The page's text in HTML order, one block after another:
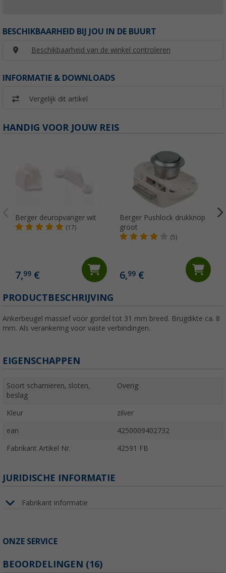
BESCHIKBAARHEID BIJ JOU IN DE BUURT
Beschikbaarheid van de winkel controleren
INFORMATIE & DOWNLOADS
Vergelijk dit artikel
HANDIG VOOR JOUW REIS
Berger deuropvanger wit
(17)
7,99 €
Berger Pushlock drukknop
groot
(5)
6,99€
PRODUCTBESCHRIJVING
Ankerbeugel massief voor gordel tot 31 mm breed. Brugdikte ca. 8
mm. Als verankering voor vaste verbindingen.
EIGENSCHAPPEN
Soort scharnieren, sloten,
beslag
Overig
Kleur zilver
ean 4250009402732
Fabrikant Artikel Nr. 42591 FB
JURIDISCHE INFORMATIE
Fabrikant informatie
ONZE SERVICE
BEOORDELINGEN (16)